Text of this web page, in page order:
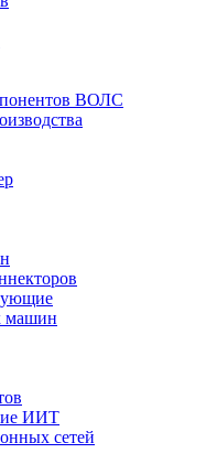
ВОЛС
машин
ИИТ
сетей